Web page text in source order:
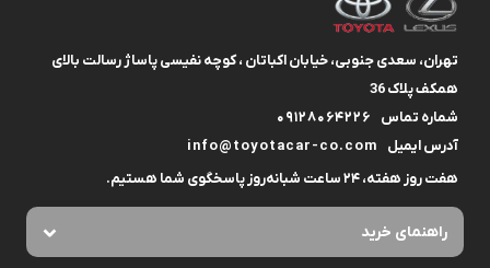
تهران، سعدی جنوبی، خیابان اکباتان ، کوچه نفیسی پاساژ رسالت بالای
همکف پلاک 36
شماره تماس
09128064226
آدرس ایمیل
info@toyotacar-co.com
هفت روز هفته، ۲۴ ساعت شبانه‌روز پاسخگوی شما هستیم.
راهنمای خرید